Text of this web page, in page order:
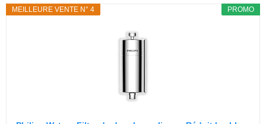
PROMO
MEILLEURE VENTE N° 4